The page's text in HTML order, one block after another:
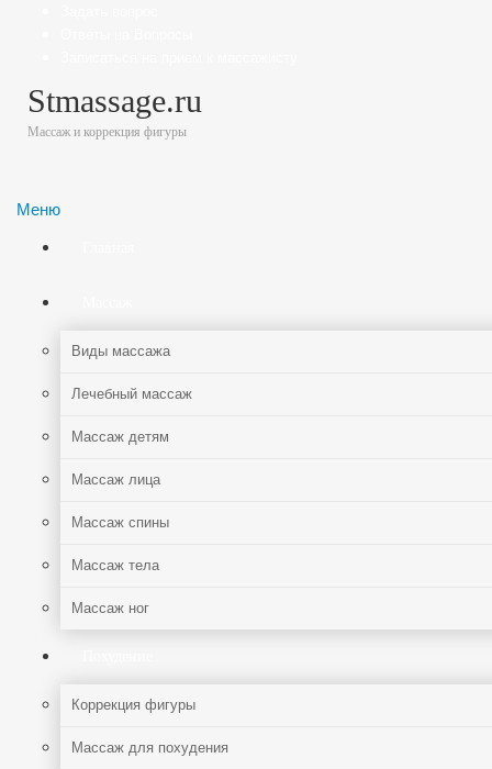
Stmassage.ru
Массаж и коррекция фигуры
Меню
Виды массажа
Лечебный массаж
Массаж детям
Массаж лица
Массаж спины
Массаж тела
Массаж ног
Коррекция фигуры
Массаж для похудения